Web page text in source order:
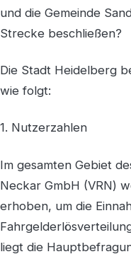
und die Gemeinde
Strecke beschließen?
Die Stadt Heidelberg
wie folgt:
1. Nutzerzahlen
Im gesamten Gebiet
Neckar GmbH (VRN)
erhoben, um die
liegt die